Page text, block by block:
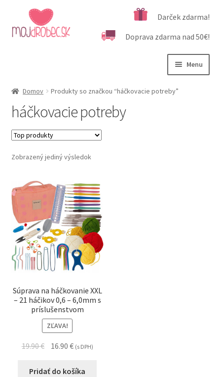
Preskočiť
na
navigáciu
Preskočiť
na
obsah
Darček zdarma!
Doprava zdarma nad 50€!
Menu
Podľa veku
Kategórie produktov
Dôležité informácie
Domov Produkty so značkou “háčkovacie potreby”
háčkovacie potreby
Zobrazený jediný výsledok
Súprava na háčkovanie XXL
– 21 háčikov 0,6 – 6,0mm s
príslušenstvom
ZĽAVA!
19.90€ 16.90 € (s DPH)
Pridať do košíka